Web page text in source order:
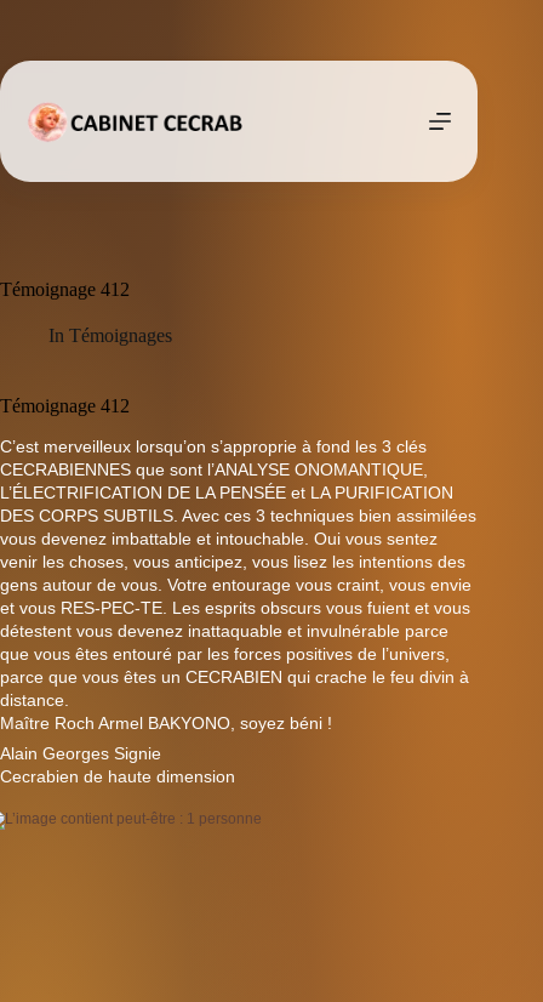
Témoignage 412
In Témoignages
Témoignage 412
C’est merveilleux lorsqu’on s’approprie à fond les 3 clés
CECRABIENNES que sont l’ANALYSE ONOMANTIQUE,
L’ÉLECTRIFICATION DE LA PENSÉE et LA PURIFICATION
DES CORPS SUBTILS. Avec ces 3 techniques bien assimilées
vous devenez imbattable et intouchable. Oui vous sentez
venir les choses, vous anticipez, vous lisez les intentions des
gens autour de vous. Votre entourage vous craint, vous envie
et vous RES-PEC-TE. Les esprits obscurs vous fuient et vous
détestent vous devenez inattaquable et invulnérable parce
que vous êtes entouré par les forces positives de l’univers,
parce que vous êtes un CECRABIEN qui crache le feu divin à
distance.
Maître Roch Armel BAKYONO, soyez béni !
Alain Georges Signie
Cecrabien de haute dimension